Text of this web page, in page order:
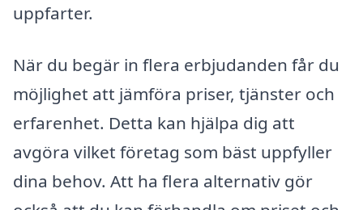
uppfarter.
När du begär in flera erbjudanden får du
möjlighet att jämföra priser, tjänster och
erfarenhet. Detta kan hjälpa dig att
avgöra vilket företag som bäst uppfyller
dina behov. Att ha flera alternativ gör